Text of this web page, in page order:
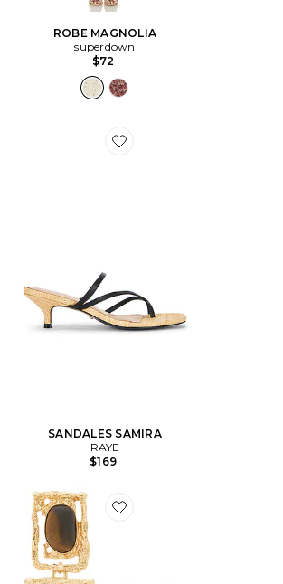
ROBE MAGNOLIA
superdown
$72
Favorite SANDALES SAMIRA
SANDALES SAMIRA
RAYE
$169
Favorite BOUCLES